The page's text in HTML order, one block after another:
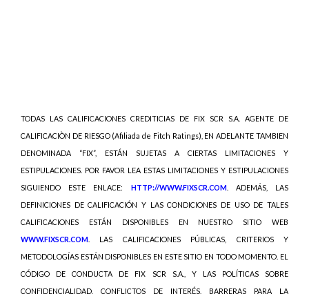
TODAS LAS CALIFICACIONES CREDITICIAS DE FIX SCR S.A. AGENTE DE
CALIFICACIÒN DE RIESGO (Afiliada de Fitch Ratings), EN ADELANTE TAMBIEN
DENOMINADA “FIX”, ESTÁN SUJETAS A CIERTAS LIMITACIONES Y
ESTIPULACIONES. POR FAVOR LEA ESTAS LIMITACIONES Y ESTIPULACIONES
SIGUIENDO ESTE ENLACE: HTTP://WWW.FIXSCR.COM . ADEMÁS, LAS
DEFINICIONES DE CALIFICACIÓN Y LAS CONDICIONES DE USO DE TALES
CALIFICACIONES ESTÁN DISPONIBLES EN NUESTRO SITIO WEB
WWW.FIXSCR.COM . LAS CALIFICACIONES PÚBLICAS, CRITERIOS Y
METODOLOGÍAS ESTÁN DISPONIBLES EN ESTE SITIO EN TODO MOMENTO. EL
CÓDIGO DE CONDUCTA DE FIX SCR S.A., Y LAS POLÍTICAS SOBRE
CONFIDENCIALIDAD, CONFLICTOS DE INTERÉS, BARRERAS PARA LA